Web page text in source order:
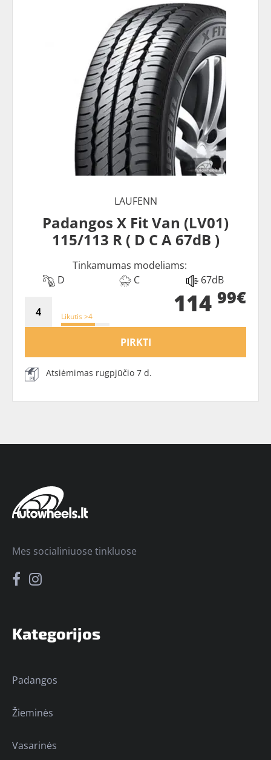
LAUFENN
Padangos X Fit Van (LV01)
115/113 R ( D C A 67dB )
Tinkamumas modeliams:
D
C 67dB
Likutis >4 114 99€
PIRKTI
Atsiėmimas rugpjūčio 7 d.
Kategorijos
Padangos
Žieminės
Vasarinės
Mes socialiniuose tinkluose